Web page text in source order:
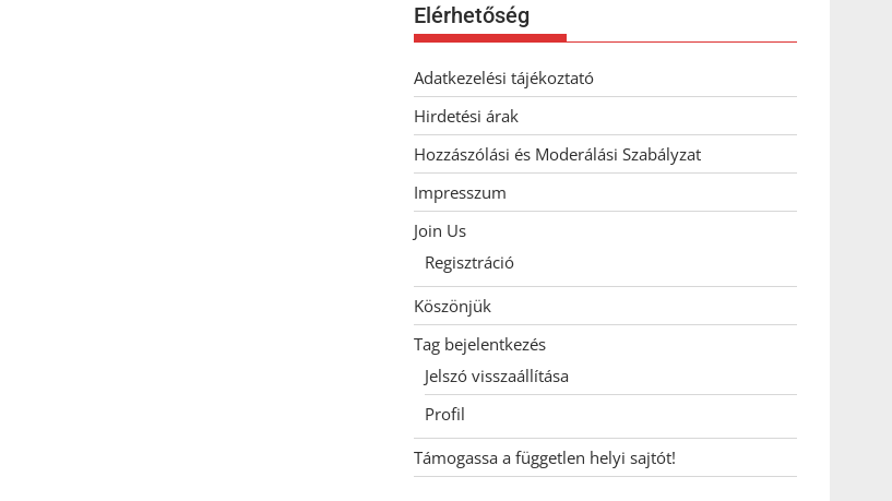
Elérhetőség
Adatkezelési tájékoztató
Hirdetési árak
Hozzászólási és Moderálási Szabályzat
Impresszum
Join Us
Regisztráció
Köszönjük
Tag bejelentkezés
Jelszó visszaállítása
Profil
Támogassa a független helyi sajtót!